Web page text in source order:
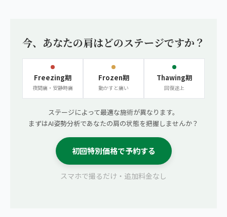
今、あなたの肩はどのステージですか？
Freezing期
夜間痛・安静時痛
Frozen期
動かすと痛い
Thawing期
回復途上
ステージによって最適な施術が異なります。
まずはAI姿勢分析であなたの肩の状態を把握しませんか？
初回特別価格で予約する
スマホで撮るだけ・追加料金なし